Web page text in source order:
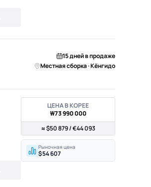
15 дней в продаже
Местная сборка · Кёнгидо
ЦЕНА В КОРЕЕ
₩73 990 000
≈ $50 879 / €44 093
Рыночная цена
$54 607